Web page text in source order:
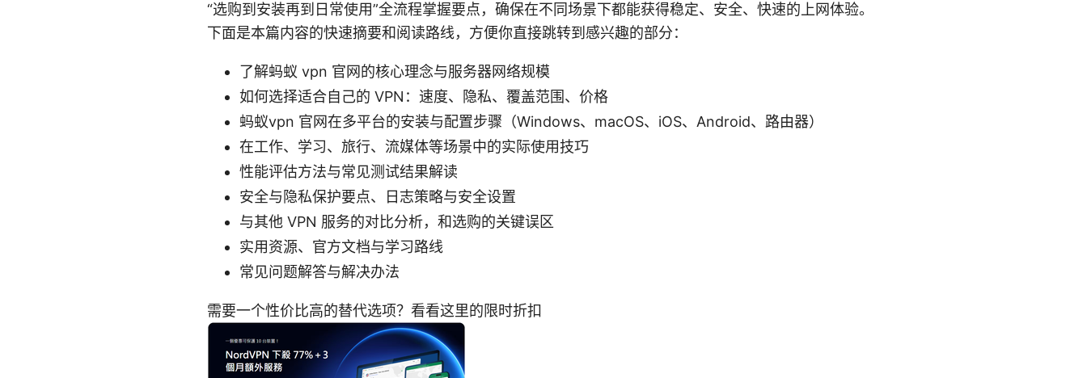
“选购到安装再到日常使用”全流程掌握要点，确保在不同场景下都能获得稳定、安全、快速的上网体验。
下面是本篇内容的快速摘要和阅读路线，方便你直接跳转到感兴趣的部分：
了解蚂蚁 vpn 官网的核心理念与服务器网络规模
如何选择适合自己的 VPN：速度、隐私、覆盖范围、价格
蚂蚁vpn 官网在多平台的安装与配置步骤（Windows、macOS、iOS、Android、路由器）
在工作、学习、旅行、流媒体等场景中的实际使用技巧
性能评估方法与常见测试结果解读
安全与隐私保护要点、日志策略与安全设置
与其他 VPN 服务的对比分析，和选购的关键误区
实用资源、官方文档与学习路线
常见问题解答与解决办法
需要一个性价比高的替代选项？看看这里的限时折扣